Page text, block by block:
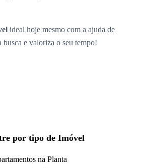
ideal hoje mesmo com a ajuda de
e valoriza o seu tempo!
por tipo de Imóvel
na Planta